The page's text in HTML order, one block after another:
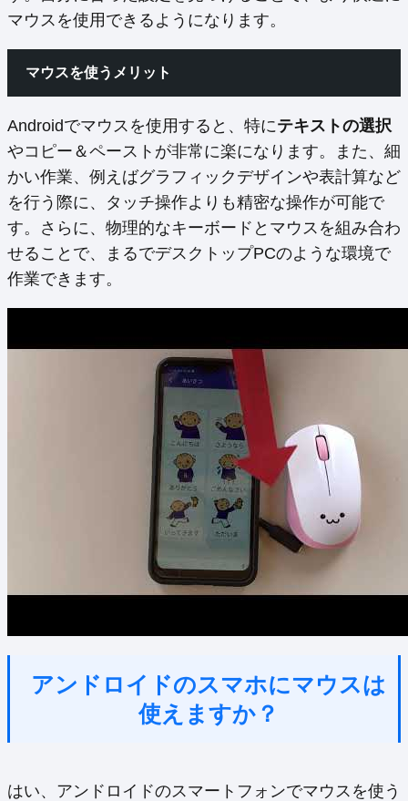
マウスを使用できるようになります。
マウスを使うメリット
Androidでマウスを使用すると、特にテキストの選択
やコピー＆ペーストが非常に楽になります。また、細
かい作業、例えばグラフィックデザインや表計算など
を行う際に、タッチ操作よりも精密な操作が可能で
す。さらに、物理的なキーボードとマウスを組み合わ
せることで、まるでデスクトップPCのような環境で
作業できます。
アンドロイドのスマホにマウスは
使えますか？
はい、アンドロイドのスマートフォンでマウスを使う